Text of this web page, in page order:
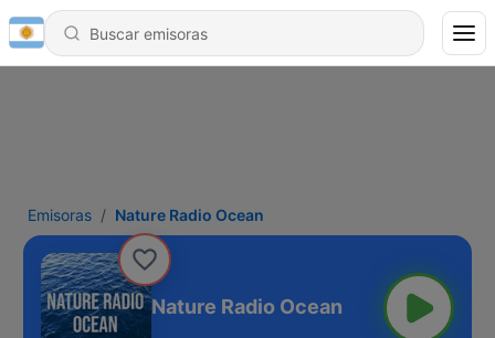
Emisoras Nature Radio Ocean
Nature Radio Ocean